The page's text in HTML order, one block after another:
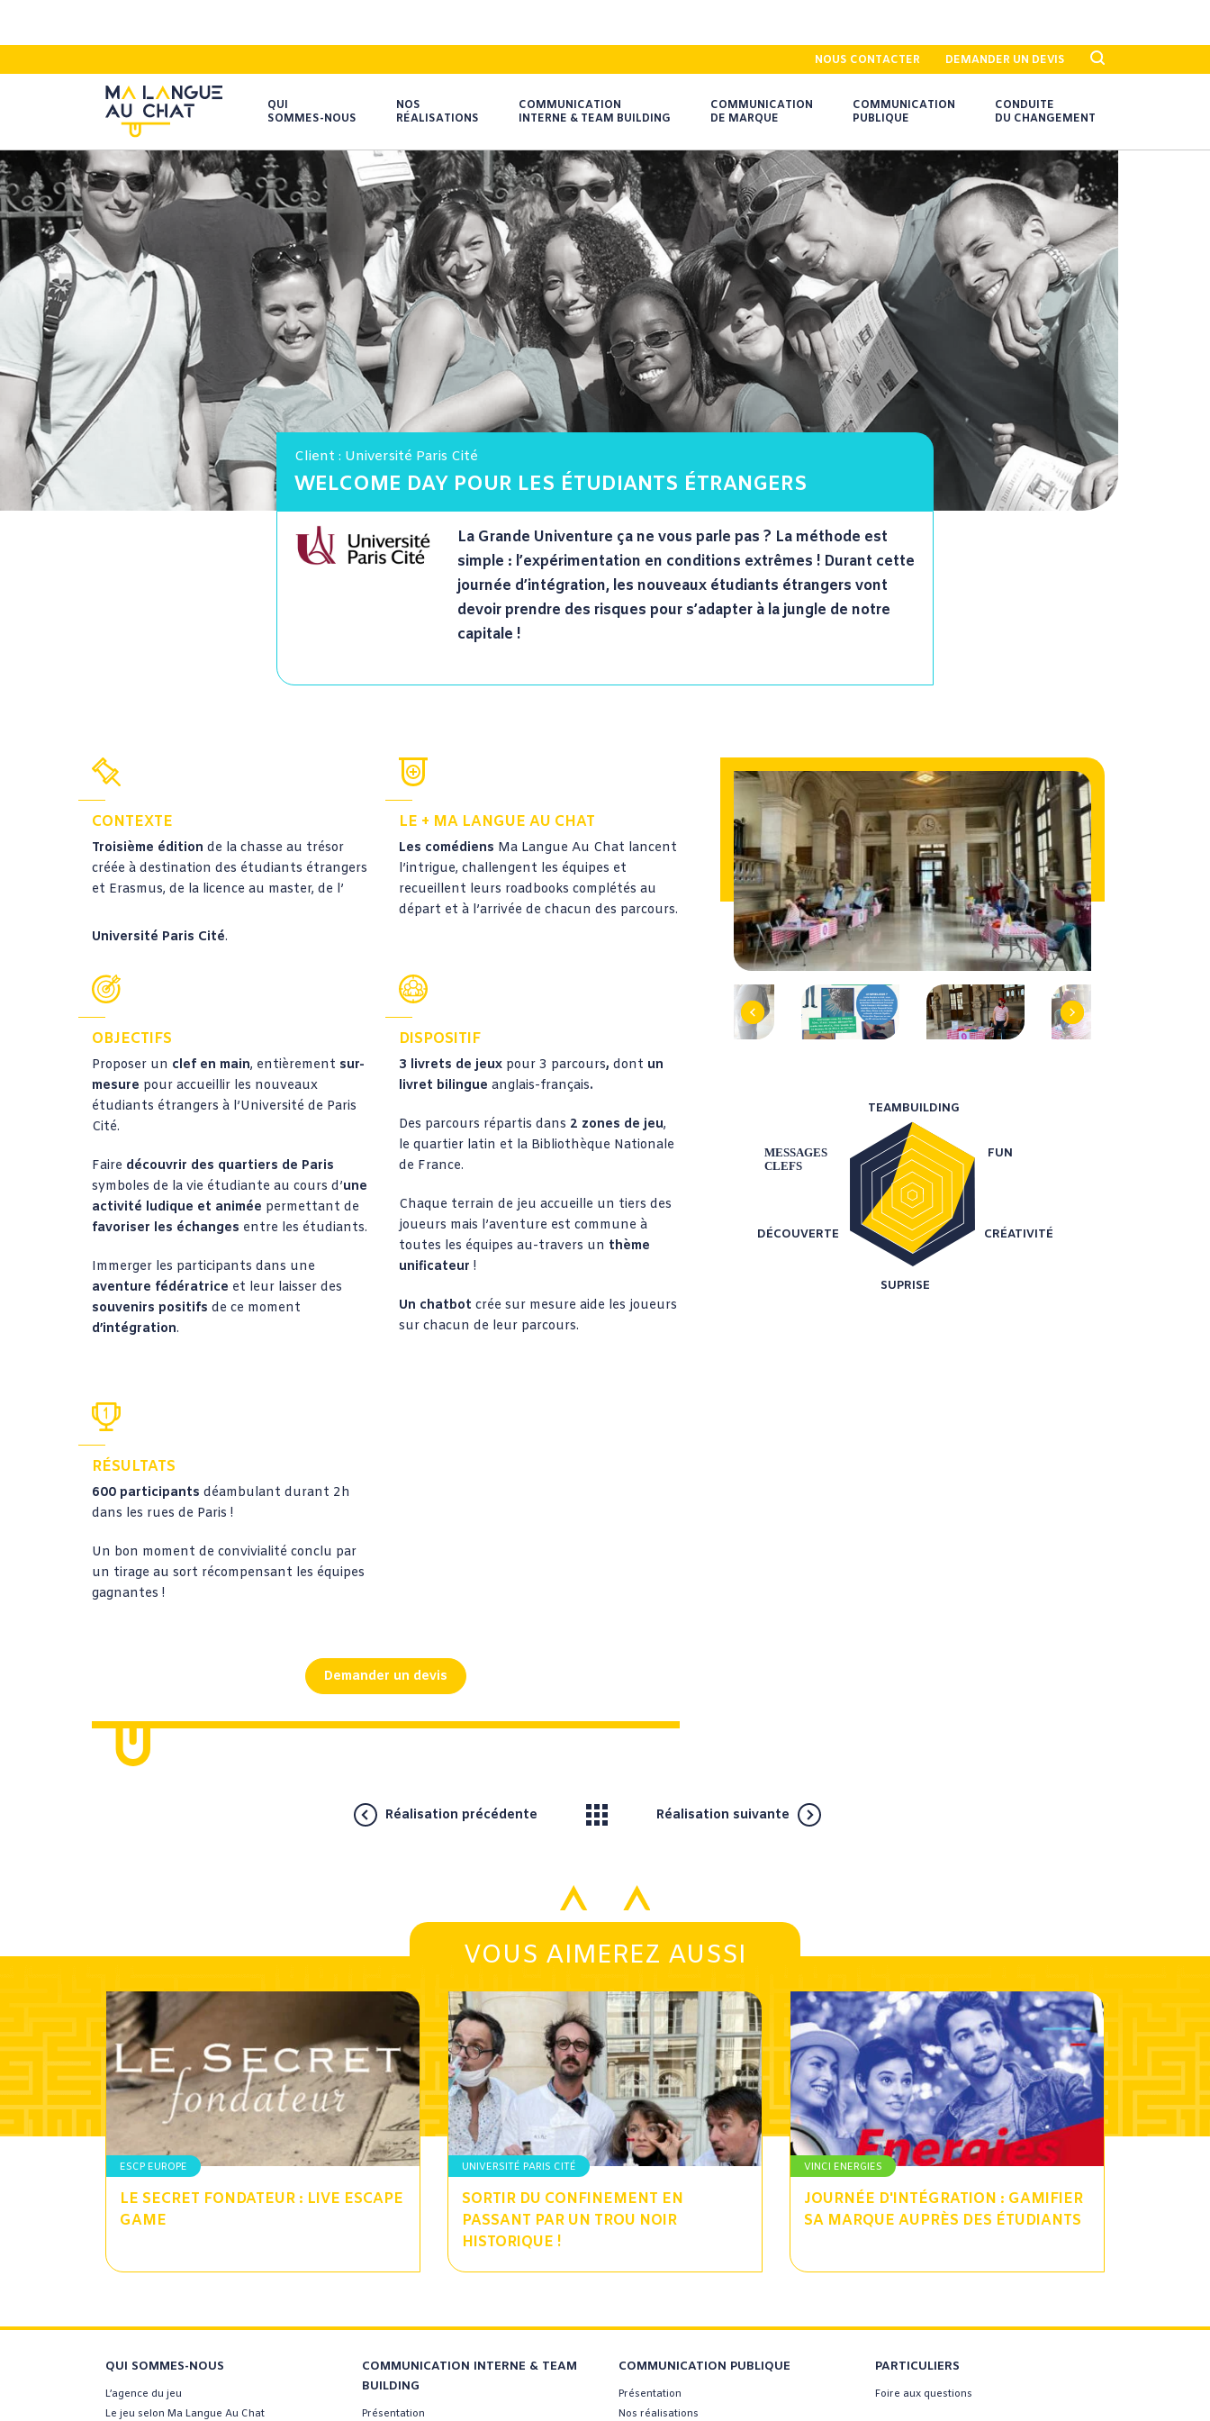
NOUS CONTACTER DEMANDER UN DEVIS
QUI
SOMMES-NOUS
NOS
RÉALISATIONS
COMMUNICATION
INTERNE & TEAM BUILDING
COMMUNICATION
DE MARQUE
COMMUNICATION
PUBLIQUE
CONDUITE
DU CHANGEMENT
Client : Université Paris Cité
WELCOME DAY POUR LES ÉTUDIANTS ÉTRANGERS
La Grande Univenture ça ne vous parle pas ? La méthode est
simple : l’expérimentation en conditions extrêmes ! Durant cette
journée d’intégration, les nouveaux étudiants étrangers vont
devoir prendre des risques pour s’adapter à la jungle de notre
capitale !
CONTEXTE
Troisième édition de la chasse au trésor
créée à destination des étudiants étrangers
et Erasmus, de la licence au master, de l’
Université Paris Cité.
LE + MA LANGUE AU CHAT
Les comédiens Ma Langue Au Chat lancent
l’intrigue, challengent les équipes et
recueillent leurs roadbooks complétés au
départ et à l’arrivée de chacun des parcours.
OBJECTIFS
Proposer un clef en main, entièrement sur-
mesure pour accueillir les nouveaux
étudiants étrangers à l’Université de Paris
Cité.
Faire découvrir des quartiers de Paris
symboles de la vie étudiante au cours d’une
activité ludique et animée permettant de
favoriser les échanges entre les étudiants.
Immerger les participants dans une
aventure fédératrice et leur laisser des
souvenirs positifs de ce moment
d’intégration.
DISPOSITIF
3 livrets de jeux pour 3 parcours,dont un
livret bilingueanglais-français.
Des parcours répartis dans 2 zones de jeu,
le quartier latin et la Bibliothèque Nationale
de France.
Chaque terrain de jeu accueille un tiers des
joueurs mais l’aventure est commune à
toutes les équipes au-travers un thème
unificateur !
Un chatbot crée sur mesure aide les joueurs
sur chacun de leur parcours.
RÉSULTATS
600 participants déambulant durant 2h
dans les rues de Paris !
Un bon moment de convivialité conclu par
un tirage au sort récompensant les équipes
gagnantes !
Demander un devis
Previous Next
TEAMBUILDING
SUPRISE
MESSAGES
CLEFS
FUN
CRÉATIVITÉ
DÉCOUVERTE
Réalisation précédente Réalisation suivante
VOUS AIMEREZ AUSSI
ESCP EUROPE
LE SECRET FONDATEUR : LIVE ESCAPE
GAME
UNIVERSITÉ PARIS CITÉ
SORTIR DU CONFINEMENT EN
PASSANT PAR UN TROU NOIR
HISTORIQUE !
VINCI ENERGIES
JOURNÉE D'INTÉGRATION : GAMIFIER
SA MARQUE AUPRÈS DES ÉTUDIANTS
QUI SOMMES-NOUS
L’agence du jeu
Le jeu selon Ma Langue Au Chat
COMMUNICATION INTERNE & TEAM
BUILDING
Présentation
COMMUNICATION PUBLIQUE
Présentation
Nos réalisations
PARTICULIERS
Foire aux questions